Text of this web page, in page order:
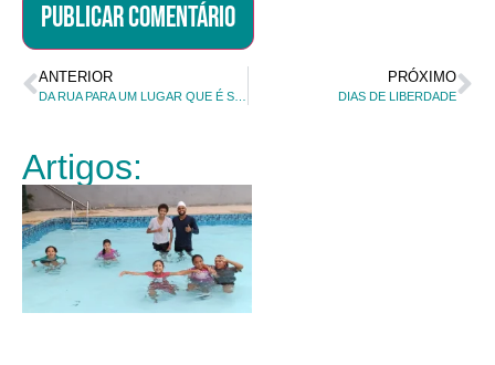
ANTERIOR PRÓXIMO
DIAS DE LIBERDADE
Artigos: